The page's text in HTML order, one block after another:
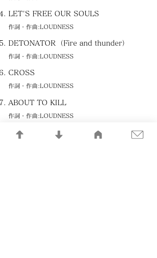
LET'S FREE OUR SOULS
作詞・作曲:LOUDNESS
DETONATOR（Fire and thunder）
作詞・作曲:LOUDNESS
CROSS
作詞・作曲:LOUDNESS
ABOUT TO KILL
作詞・作曲:LOUDNESS
DOUBLE-WALKER